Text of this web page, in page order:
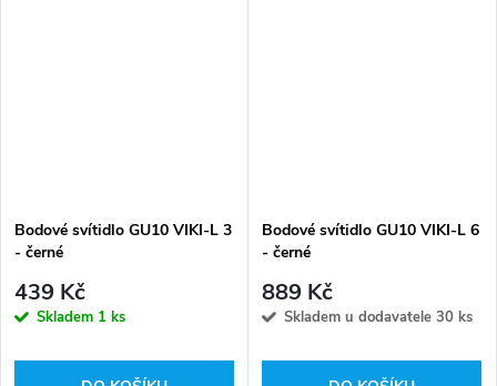
Bodové svítidlo GU10 VIKI-L 3
- černé
439 Kč
Skladem 1 ks
Bodové svítidlo GU10 VIKI-L 6
- černé
889 Kč
Skladem u dodavatele 30 ks